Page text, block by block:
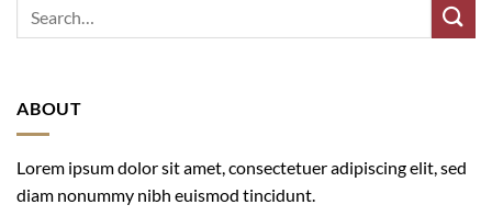
ABOUT
Lorem ipsum dolor sit amet, consectetuer adipiscing elit, sed
diam nonummy nibh euismod tincidunt.